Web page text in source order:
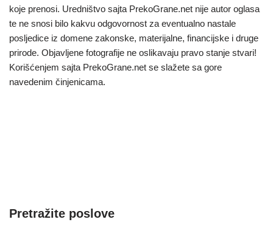
koje prenosi. Uredništvo sajta PrekoGrane.net nije autor oglasa
te ne snosi bilo kakvu odgovornost za eventualno nastale
posljedice iz domene zakonske, materijalne, financijske i druge
prirode. Objavljene fotografije ne oslikavaju pravo stanje stvari!
Korišćenjem sajta PrekoGrane.net se slažete sa gore
navedenim činjenicama.
Pretražite poslove